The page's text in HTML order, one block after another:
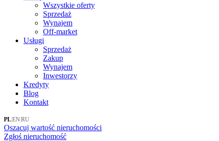
Wszystkie oferty
Sprzedaż
Wynajem
Off-market
Usługi
Sprzedaż
Zakup
Wynajem
Inwestorzy
Kredyty
Blog
Kontakt
PLEN RU
Oszacuj wartość nieruchomości
Zgłoś nieruchomość